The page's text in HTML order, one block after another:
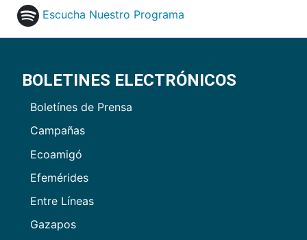
Escucha Nuestro Programa
BOLETINES ELECTRÓNICOS
Boletínes de Prensa
Campañas
Ecoamigó
Efemérides
Entre Líneas
Gazapos